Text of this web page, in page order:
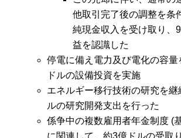
他取引完了後の調整を条
純現金収入を受け取り、
益を認識した
停電に備え電力及び電化の容
ドルの設備投資を実施
エネルギー移行技術の研究を継
ルの研究開発支出を行った
係争中の複数雇用者年金制度 (